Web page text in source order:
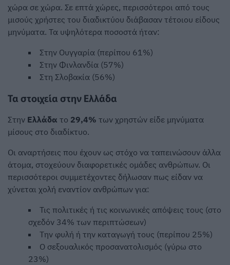
χώρα σε χώρα. Σε επτά χώρες, περισσότεροι από τους
μισούς χρήστες του διαδικτύου διάβασαν τέτοιου είδους
μηνύματα. Τα υψηλότερα ποσοστά ήταν:
Στην Ουγγαρία (περίπου 61%)
Στην Φινλανδία (57%)
Στη Σλοβακία (56%)
Τα στοιχεία στην Ελλάδα
Στην Ελλάδα το 29,4% των χρηστών είδε μηνύματα
μίσους στο διαδίκτυο.
Οι αναρτήσεις που έχουν ως στόχο να ταπεινώσουν άλλα
άτομα, στοχεύουν διαφορετικές ομάδες ανθρώπων. Οι
περισσότεροι συμμετέχοντες δήλωσαν πως είδαν να
χύνεται χολή εναντίον ανθρώπων για:
Τις πολιτικές ή τις κοινωνικές απόψεις τους (στο
σχεδόν 34% των περιπτώσεων)
Την φυλή ή την καταγωγή τους (περίπου 25%)
Ο σεξουαλικός προσανατολισμός (γύρω στο
23%)